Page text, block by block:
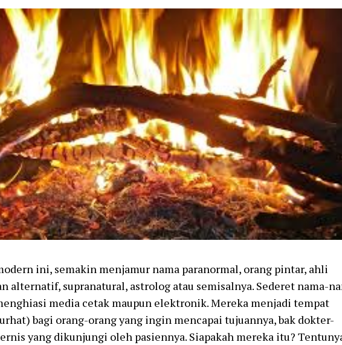
ini, semakin menjamur nama paranormal, orang pintar, ahli
alternatif, supranatural, astrolog atau semisalnya. Sederet nama-
media cetak maupun elektronik. Mereka menjadi tempat
bagi orang-orang yang ingin mencapai tujuannya, bak dokter-
yang dikunjungi oleh pasiennya. Siapakah mereka itu?